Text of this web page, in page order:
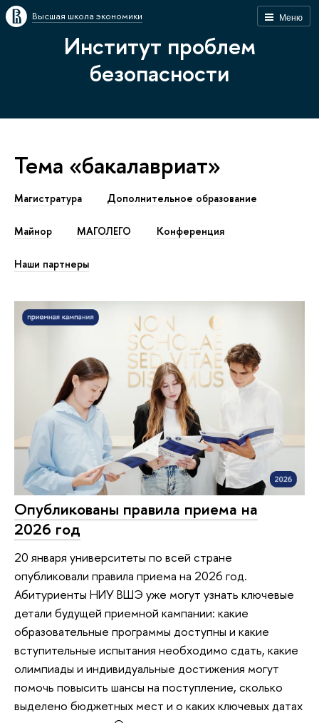
Меню
Высшая школа экономики
Институт проблем
безопасности
Тема «бакалавриат»
Магистратура Дополнительное образование
Майнор МАГОЛЕГО Конференция
Наши партнеры
Опубликованы правила приема на
2026 год
20 января университеты по всей стране
опубликовали правила приема на 2026 год.
Абитуриенты НИУ ВШЭ уже могут узнать ключевые
детали будущей приемной кампании: какие
образовательные программы доступны и какие
вступительные испытания необходимо сдать, какие
олимпиады и индивидуальные достижения могут
помочь повысить шансы на поступление, сколько
выделено бюджетных мест и о каких ключевых датах